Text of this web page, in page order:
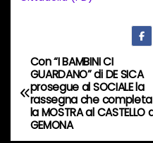
r
s
o
…
N
a
v
Con “I BAMBINI CI
GUARDANO” di DE SICA
prosegue al SOCIALE la
rassegna che completa
la MOSTRA al CASTELLO
GEMONA